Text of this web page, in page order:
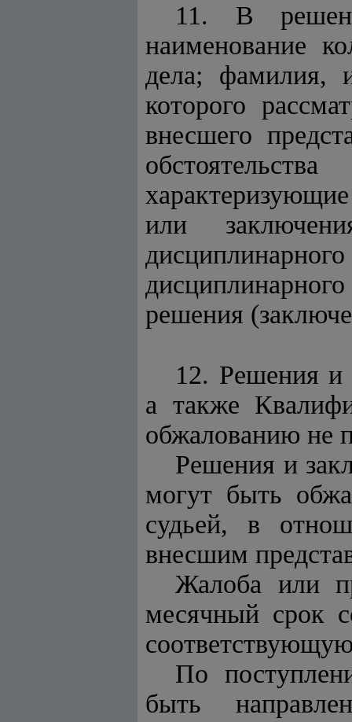
11. В
наименование
дела; фамилия,
которого
внесшего
или
решения
12. Решения и
а также
обжалованию не
Решения и
могут быть
судьей, в
внесшим
Жалоба или
месячный срок
По
быть